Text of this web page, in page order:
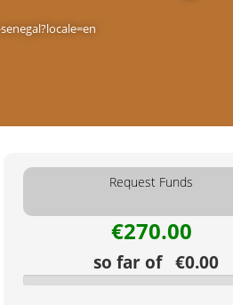
Request Funds
€270.00
so far of €0.00